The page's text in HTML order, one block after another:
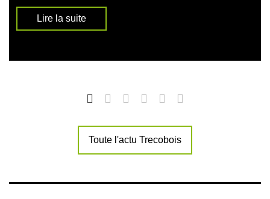
Lire la suite
Toute l'actu Trecobois